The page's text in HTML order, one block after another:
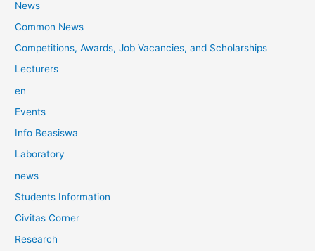
News
Common News
Competitions, Awards, Job Vacancies, and Scholarships
Lecturers
en
Events
Info Beasiswa
Laboratory
news
Students Information
Civitas Corner
Research